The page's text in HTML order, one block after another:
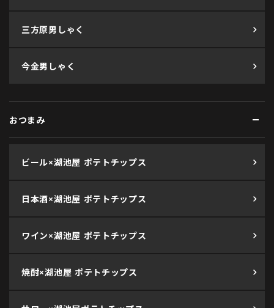
三方原男しゃく
今金男しゃく
おつまみ
ビール×湖池屋 ポテトチップス
日本酒×湖池屋 ポテトチップス
ワイン×湖池屋 ポテトチップス
焼酎×湖池屋 ポテトチップス